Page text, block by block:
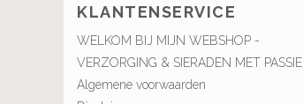
KLANTENSERVICE
WELKOM BIJ MIJN WEBSHOP -
VERZORGING & SIERADEN MET PASSIE
Algemene voorwaarden